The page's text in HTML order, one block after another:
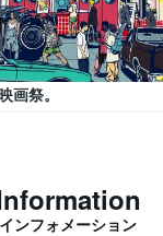
画祭。
インフォメーション